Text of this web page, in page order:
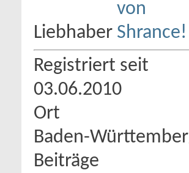
Liebhaber
Registriert seit
03.06.2010
Ort
Baden-
Beiträge